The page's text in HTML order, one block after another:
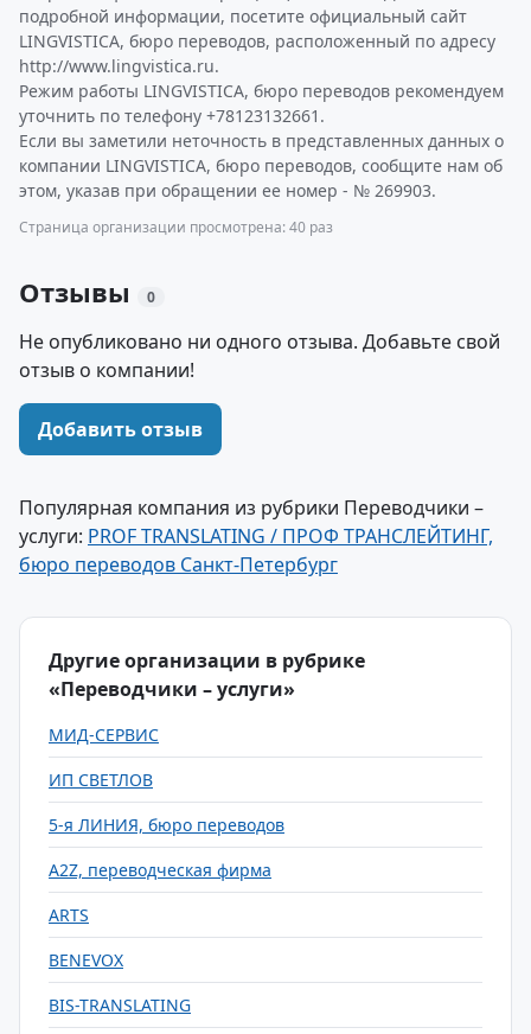
подробной информации, посетите официальный сайт
LINGVISTICA, бюро переводов, расположенный по адресу
http://www.lingvistica.ru.
Режим работы LINGVISTICA, бюро переводов рекомендуем
уточнить по телефону +78123132661.
Если вы заметили неточность в представленных данных о
компании LINGVISTICA, бюро переводов, сообщите нам об
этом, указав при обращении ее номер - № 269903.
Страница организации просмотрена: 40 раз
Отзывы 0
Не опубликовано ни одного отзыва. Добавьте свой
отзыв о компании!
Добавить отзыв
Популярная компания из рубрики Переводчики –
услуги: PROF TRANSLATING / ПРОФ ТРАНСЛЕЙТИНГ,
бюро переводов Санкт-Петербург
Другие организации в рубрике
«Переводчики – услуги»
МИД-СЕРВИС
ИП СВЕТЛОВ
5-я ЛИНИЯ, бюро переводов
A2Z, переводческая фирма
ARTS
BENEVOX
BIS-TRANSLATING